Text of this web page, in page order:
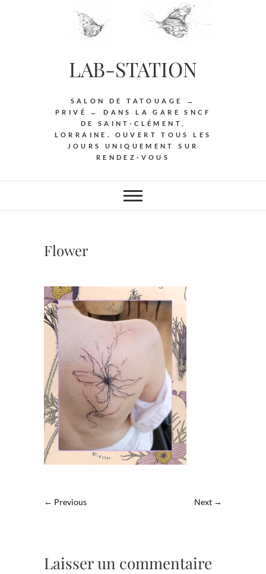
LAB-STATION
SALON DE TATOUAGE →
PRIVÉ ← DANS LA GARE SNCF
DE SAINT-CLÉMENT,
LORRAINE. OUVERT TOUS LES
JOURS UNIQUEMENT SUR
RENDEZ-VOUS
Flower
← Previous Next →
Laisser un commentaire